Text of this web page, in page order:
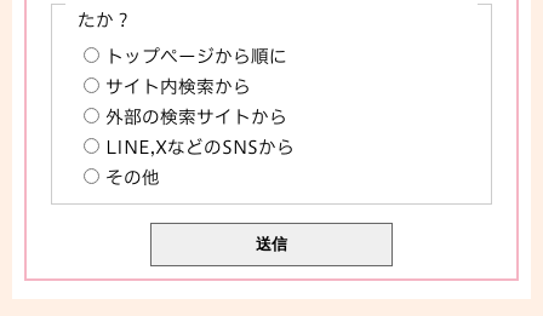
たか？
トップページから順に
サイト内検索から
外部の検索サイトから
LINE,XなどのSNSから
その他